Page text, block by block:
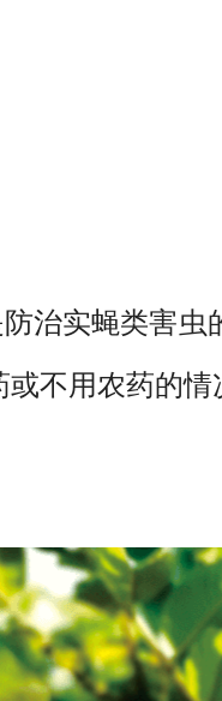
治实蝇类害
不用农药的